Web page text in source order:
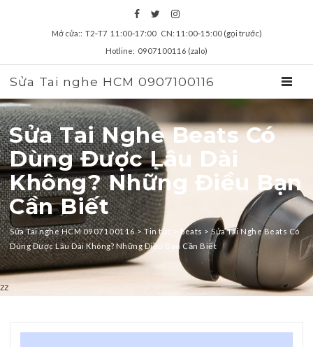
Mở cửa:: T2‑T7 11:00‑17:00 CN: 11:00‑15:00 (gọi trước)
Hotline: 0907100116 (zalo)
Sửa Tai nghe HCM 0907100116
Sửa Tai Nghe Beats Có
Dùng Được Lâu Dài
Không? Những Điều Bạn
Cần Biết
Sửa Tai nghe HCM 0907100116>Tin tức beats > Sửa Tai Nghe Beats Có
Dùng Được Lâu Dài Không? Những Điều Bạn Cần Biết
zz